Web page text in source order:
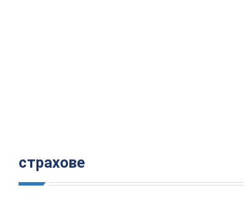
страхове